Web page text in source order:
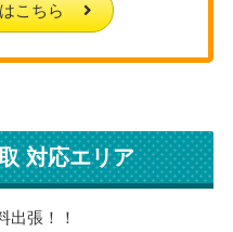
こちら
対応エリア
出張！！